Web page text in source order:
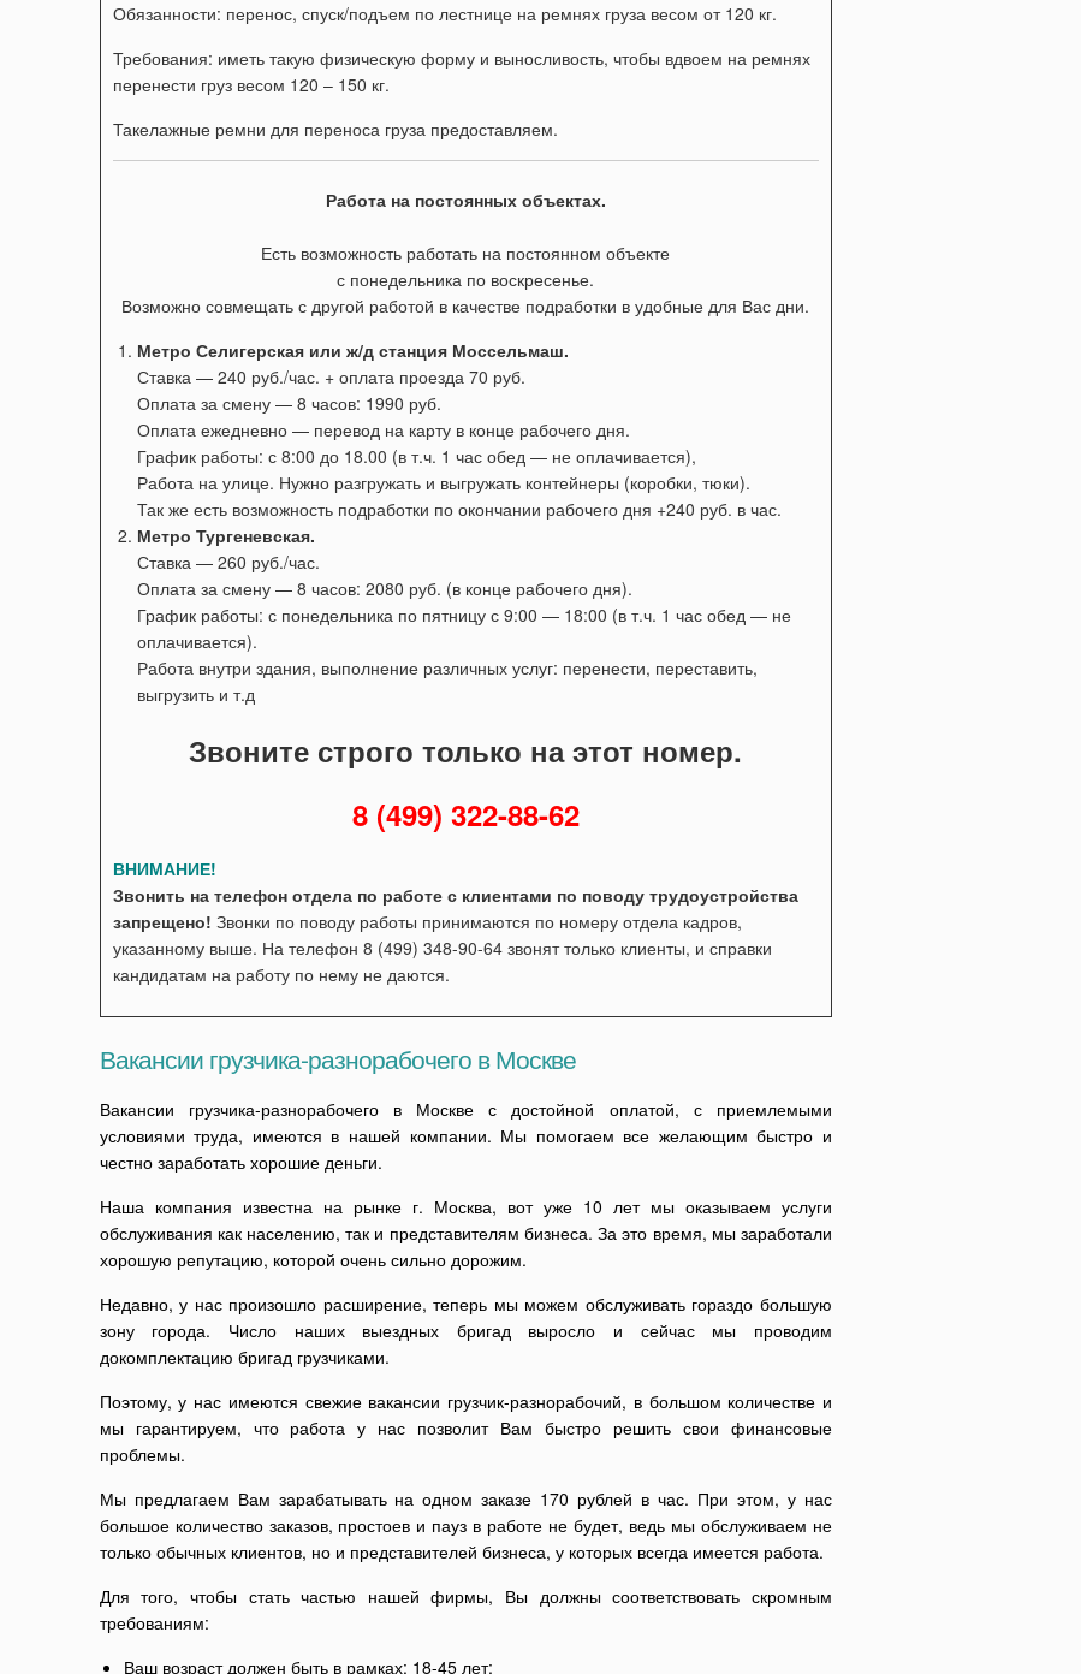
Обязанности: перенос, спуск/подъем по лестнице на ремнях груза весом от 120 кг.
Требования: иметь такую физическую форму и выносливость, чтобы вдвоем на ремнях
перенести груз весом 120 – 150 кг.
Такелажные ремни для переноса груза предоставляем.
Работа на постоянных объектах.
Есть возможность работать на постоянном объекте
с понедельника по воскресенье.
Возможно совмещать с другой работой в качестве подработки в удобные для Вас дни.
Метро Селигерская или ж/д станция Моссельмаш.
Ставка — 240 руб./час. + оплата проезда 70 руб.
Оплата за смену — 8 часов: 1990 руб.
Оплата ежедневно — перевод на карту в конце рабочего дня.
График работы: с 8:00 до 18.00 (в т.ч. 1 час обед — не оплачивается),
Работа на улице. Нужно разгружать и выгружать контейнеры (коробки, тюки).
Так же есть возможность подработки по окончании рабочего дня +240 руб. в час.
Метро Тургеневская.
Ставка — 260 руб./час.
Оплата за смену — 8 часов: 2080 руб. (в конце рабочего дня).
График работы: с понедельника по пятницу с 9:00 — 18:00 (в т.ч. 1 час обед — не
оплачивается).
Работа внутри здания, выполнение различных услуг: перенести, переставить,
выгрузить и т.д
Звоните строго только на этот номер.
8 (499) 322-88-62
ВНИМАНИЕ!
Звонить на телефон отдела по работе с клиентами по поводу трудоустройства
запрещено! Звонки по поводу работы принимаются по номеру отдела кадров,
указанному выше. На телефон 8 (499) 348-90-64 звонят только клиенты, и справки
кандидатам на работу по нему не даются.
Вакансии грузчика-разнорабочего в Москве
Вакансии грузчика-разнорабочего в Москве с достойной оплатой, с приемлемыми
условиями труда, имеются в нашей компании. Мы помогаем все желающим быстро и
честно заработать хорошие деньги.
Наша компания известна на рынке г. Москва, вот уже 10 лет мы оказываем услуги
обслуживания как населению, так и представителям бизнеса. За это время, мы заработали
хорошую репутацию, которой очень сильно дорожим.
Недавно, у нас произошло расширение, теперь мы можем обслуживать гораздо большую
зону города. Число наших выездных бригад выросло и сейчас мы проводим
докомплектацию бригад грузчиками.
Поэтому, у нас имеются свежие вакансии грузчик-разнорабочий, в большом количестве и
мы гарантируем, что работа у нас позволит Вам быстро решить свои финансовые
проблемы.
Мы предлагаем Вам зарабатывать на одном заказе 170 рублей в час. При этом, у нас
большое количество заказов, простоев и пауз в работе не будет, ведь мы обслуживаем не
только обычных клиентов, но и представителей бизнеса, у которых всегда имеется работа.
Для того, чтобы стать частью нашей фирмы, Вы должны соответствовать скромным
требованиям:
Ваш возраст должен быть в рамках: 18-45 лет;